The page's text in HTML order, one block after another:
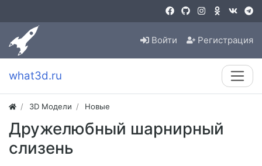
Войти Регистрация
what3d.ru
3D Модели Новые
Дружелюбный шарнирный
слизень